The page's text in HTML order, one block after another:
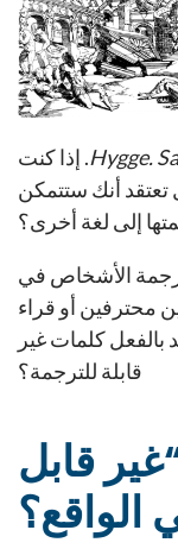
Hygge.. إذا كنت
تعتقد أنك ستتمكن
إلى لغة أخرى؟
الأشخاص في
محترفين أو قراء
بالفعل كلمات غير
قابلة للترجمة؟
قابل
الواقع؟